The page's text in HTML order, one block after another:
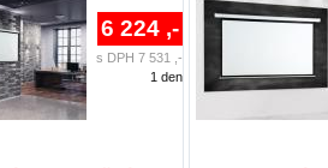
6 224 ,-
s DPH 7 531 ,-
1 den